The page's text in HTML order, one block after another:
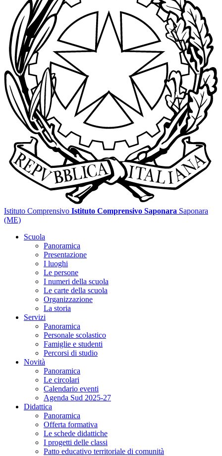
Istituto Comprensivo Istituto Comprensivo Saponara Saponara
(ME)
Scuola
Panoramica
Presentazione
I luoghi
Le persone
I numeri della scuola
Le carte della scuola
Organizzazione
La storia
Servizi
Panoramica
Personale scolastico
Famiglie e studenti
Percorsi di studio
Novità
Panoramica
Le circolari
Calendario eventi
Agenda Sud 2025-27
Didattica
Panoramica
Offerta formativa
Le schede didattiche
I progetti delle classi
Patto educativo territoriale di comunità